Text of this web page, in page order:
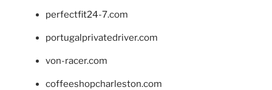
perfectfit24-7.com
portugalprivatedriver.com
von-racer.com
coffeeshopcharleston.com